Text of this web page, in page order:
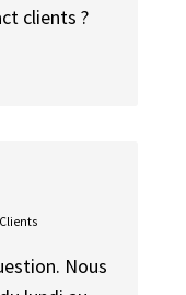
clients ?
Nous